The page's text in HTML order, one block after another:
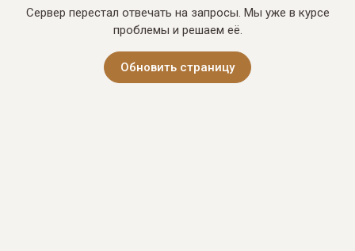
Сервер перестал отвечать на запросы. Мы уже в курсе
проблемы и решаем её.
Обновить страницу